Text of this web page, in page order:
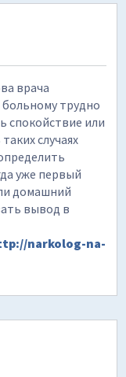
врача
трудно
спокойствие или
случаях
уже первый
домашний
вывод в
narkolog-na-